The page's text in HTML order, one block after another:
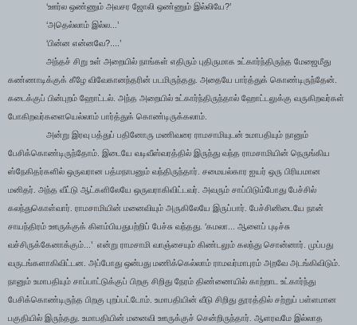
‘ஊர்ல ஒண்ணும் அவசர ஜோலி ஒண்ணும் இல்லியே?’
‘அதெல்லாம் இல்ல... ’
‘பின்ன என்னவே?....’
அந்தச் சிறு உள் அறையில் நாங்கள் எதிரும் புதிருமாக உட்கார்ந்திருந்த மேஜைமீது
கண்ணாடிக்குக் கீழே விவேகானந்தரின் படமிருந்தது. அதையே பார்த்துக் கொண்டிருந்தேன்.
கடைக்குப் பின்புறம் ஹோட்டல். அந்த அறையில் உட்கார்ந்திருந்தால் ஹோட்டலுக்கு வருகிறவர்கள்
போகிறவர்களையெல்லாம் பார்த்துக் கொண்டிருக்கலாம்.
அன்று இரவு பத்துப் பதினோரு மணிவரை ராமசாமியுடன் உமாபதியும் நானும்
பேசிக்கொண்டிருந்தோம். இடையே வடிவீஸ்வரத்தில் இருந்து வந்த ராமசாமியின் நெருங்கிய
ஸ்நேகிதர்களில் ஒருவரான பத்மநாபனும் வந்திருந்தார். சமையல்கார ஐயர் ஒரு பிரியமான
மனிதர். அந்த வீட்டு ஆட்களிலேயே ஒருவராகிவிட்டவர். அவரும் சாப்பிடும்போது பேச்சில்
கலந்துகொள்வார். ராமசாமியின் மனைவியும் அருகிலேயே இருப்பார். பேச்சினிடையே நான்
சாயந்திரம் ஊருக்குக் கிளம்பியதுபற்றிப் பேச்சு வந்தது. ‘கமலா... ஆளைப் புடிச்சு
வச்சிருக்கேனாக்கும்... ’ என்று ராமசாமி வாஞ்சையும் கிண்டலும் கலந்து சொன்னார். முப்பது
வருடங்களாகிவிட்டன. அப்போது ஒன்பது மணிக்கெல்லாம் ராமவர்மாபுரம் அறவே அடங்கிவிடும்.
நானும் உமாபதியும் சாப்பாட்டுக்குப் பிறகு சிறிது நேரம் திண்ணையில் காற்றாட உட்கார்ந்து
பேசிக்கொண்டிருந்த பிறகு புறப்பட்டோம். உமாபதியின் வீடு சிறிது தூரத்தில் சற்றுப் பள்ளமான
பகுதியில் இருந்தது. உமாபதியின் மனைவி ஊருக்குச் சென்றிருந்தார். ஆளரவமே இல்லாத